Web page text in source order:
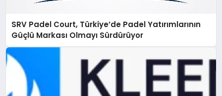
SRV Padel Court, Türkiye’de Padel Yatırımlarının
Güçlü Markası Olmayı Sürdürüyor